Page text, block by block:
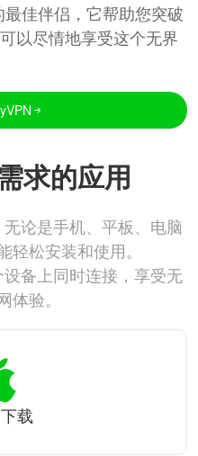
佳伴侣，它帮助您突破
以尽情地享受这个无界
求的应用
论是手机、平板、电脑
松安装和使用。
备上同时连接，享受无
体验。
载